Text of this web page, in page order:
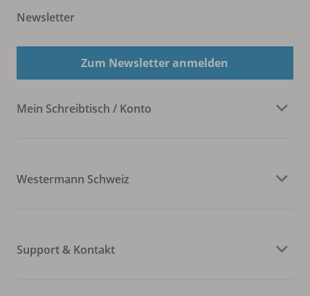
Newsletter
Zum Newsletter anmelden
Mein Schreibtisch / Konto
Westermann Schweiz
Support & Kontakt